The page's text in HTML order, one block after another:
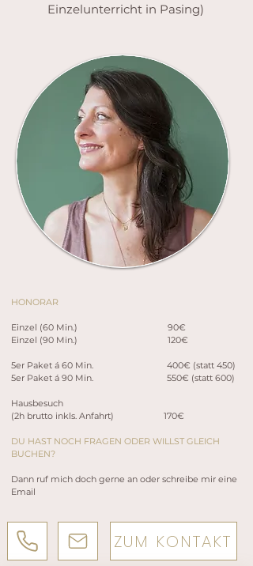
Einzelunterricht in Pasing)
HONORAR
Einzel (60 Min.) 90€
Einzel (90 Min.) 120€
5er Paket á 60 Min. 400€ (statt 450)
5er Paket á 90 Min. 550€ (statt 600)
Hausbesuch
(2h brutto inkls. Anfahrt) 170€
DU HAST NOCH FRAGEN ODER WILLST GLEICH
BUCHEN?
Dann ruf mich doch gerne an oder schreibe mir eine
Email
ZUM KONTAKT